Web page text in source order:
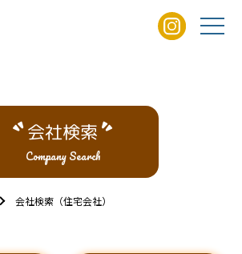
会社検索
Company Search
会社検索（住宅会社）